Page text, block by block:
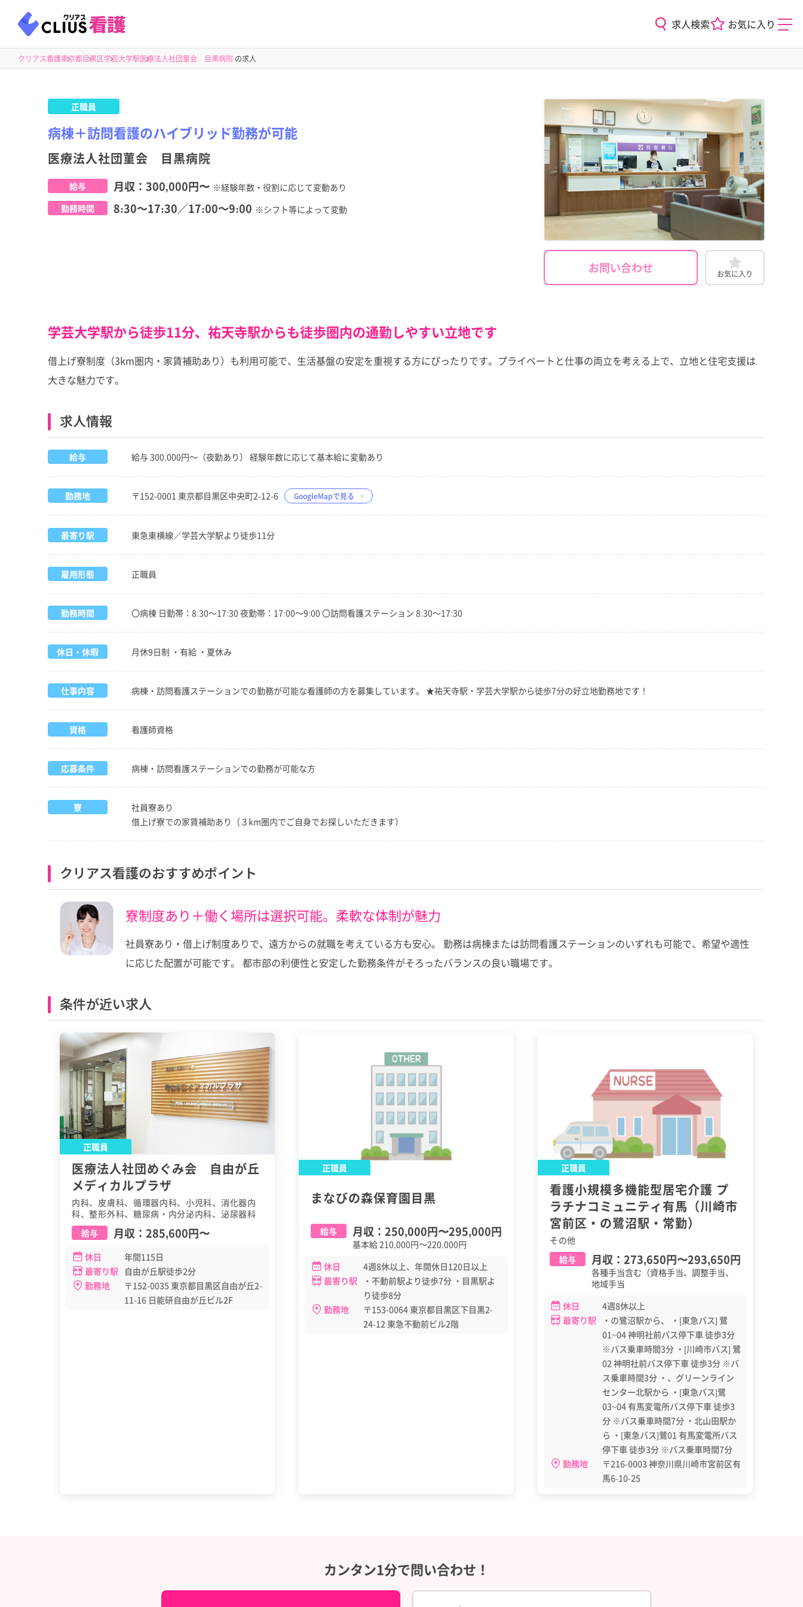
求人検索 お気に入り
クリアス看護東京都目黒区学芸大学駅医療法人社団菫会 目黒病院 の求人
正職員
病棟＋訪問看護のハイブリッド勤務が可能
医療法人社団菫会 目黒病院
お問い合わせ お気に入り
給与 月収： 300,000円〜 ※経験年数・役割に応じて変動あり
勤務時間
8:30～17:30／17:00～9:00 ※シフト等によって変動
学芸大学駅から徒歩11分、祐天寺駅からも徒歩圏内の通勤しやすい立地です
借上げ寮制度（3km圏内・家賃補助あり）も利用可能で、生活基盤の安定を重視する方にぴったりです。プライベートと仕事の両立を考える上で、立地と住宅支援は
大きな魅力です。
求人情報
給与 給与 300,000円～（夜勤あり） 経験年数に応じて基本給に変動あり
勤務地 〒152-0001 東京都目黒区中央町2-12-6 GoogleMapで見る
最寄り駅 東急東横線／学芸大学駅より徒歩11分
雇用形態 正職員
勤務時間 〇病棟 日勤帯：8:30～17:30 夜勤帯：17:00～9:00 〇訪問看護ステーション 8:30～17:30
休日・休暇 月休9日制 ・有給 ・夏休み
仕事内容 病棟・訪問看護ステーションでの勤務が可能な看護師の方を募集しています。 ★祐天寺駅・学芸大学駅から徒歩7分の好立地勤務地です！
資格 看護師資格
応募条件 病棟・訪問看護ステーションでの勤務が可能な方
寮
社員寮あり
借上げ寮での家賃補助あり（３km圏内でご自身でお探しいただきます）
クリアス看護のおすすめポイント
寮制度あり＋働く場所は選択可能。柔軟な体制が魅力
社員寮あり・借上げ制度ありで、遠方からの就職を考えている方も安心。 勤務は病棟または訪問看護ステーションのいずれも可能で、希望や適性
に応じた配置が可能です。 都市部の利便性と安定した勤務条件がそろったバランスの良い職場です。
条件が近い求人
正職員
医療法人社団めぐみ会 自由が丘
メディカルプラザ
内科、皮膚科、循環器内科、小児科、消化器内
科、整形外科、糖尿病・内分泌内科、泌尿器科
給与
月収： 285,600円〜
休日
年間115日
最寄り駅
自由が丘駅徒歩2分
勤務地
〒152-0035 東京都目黒区自由が丘2-
11-16 日能研自由が丘ビル2F
正職員
まなびの森保育園目黒
給与 月収： 250,000円〜295,000円
基本給 210,000円～220,000円
休日
4週8休以上、年間休日120日以上
最寄り駅
・不動前駅より徒歩7分 ・目黒駅よ
り徒歩8分
勤務地
〒153-0064 東京都目黒区下目黒2-
24-12 東急不動前ビル2階
正職員
看護小規模多機能型居宅介護 プ
ラチナコミュニティ有馬（川崎市
宮前区・の鷺沼駅・常勤）
その他
給与
月収： 273,650円〜293,650円
各種手当含む（資格手当、調整手当、
地域手当
休日
4週8休以上
最寄り駅
・の鷺沼駅から、 ・[東急バス] 鷺
01~04 神明社前バス停下車 徒歩3分
※バス乗車時間3分 ・[川崎市バス] 鷺
02 神明社前バス停下車 徒歩3分 ※バ
ス乗車時間3分 ・、グリーンライン
センター北駅から ・[東急バス]鷺
03~04 有馬変電所バス停下車 徒歩3
分 ※バス乗車時間7分 ・北山田駅か
ら ・[東急バス]鷺01 有馬変電所バス
停下車 徒歩3分 ※バス乗車時間7分
勤務地
〒216-0003 神奈川県川崎市宮前区有
馬6-10-25
カンタン1分で問い合わせ！